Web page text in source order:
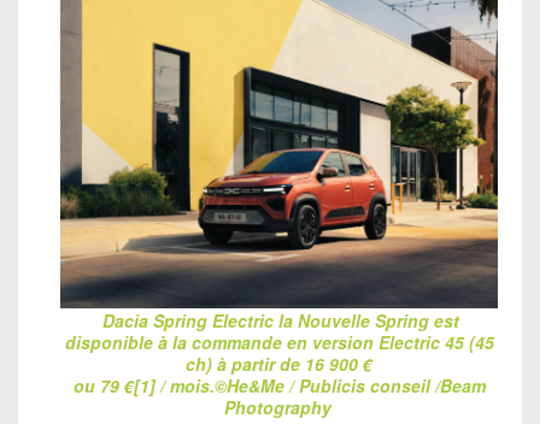
Dacia Spring Electric la Nouvelle Spring est
disponible à la commande en version Electric 45 (45
ch) à partir de 16 900 €
ou 79 €[1] / mois.©He&Me / Publicis conseil /Beam
Photography